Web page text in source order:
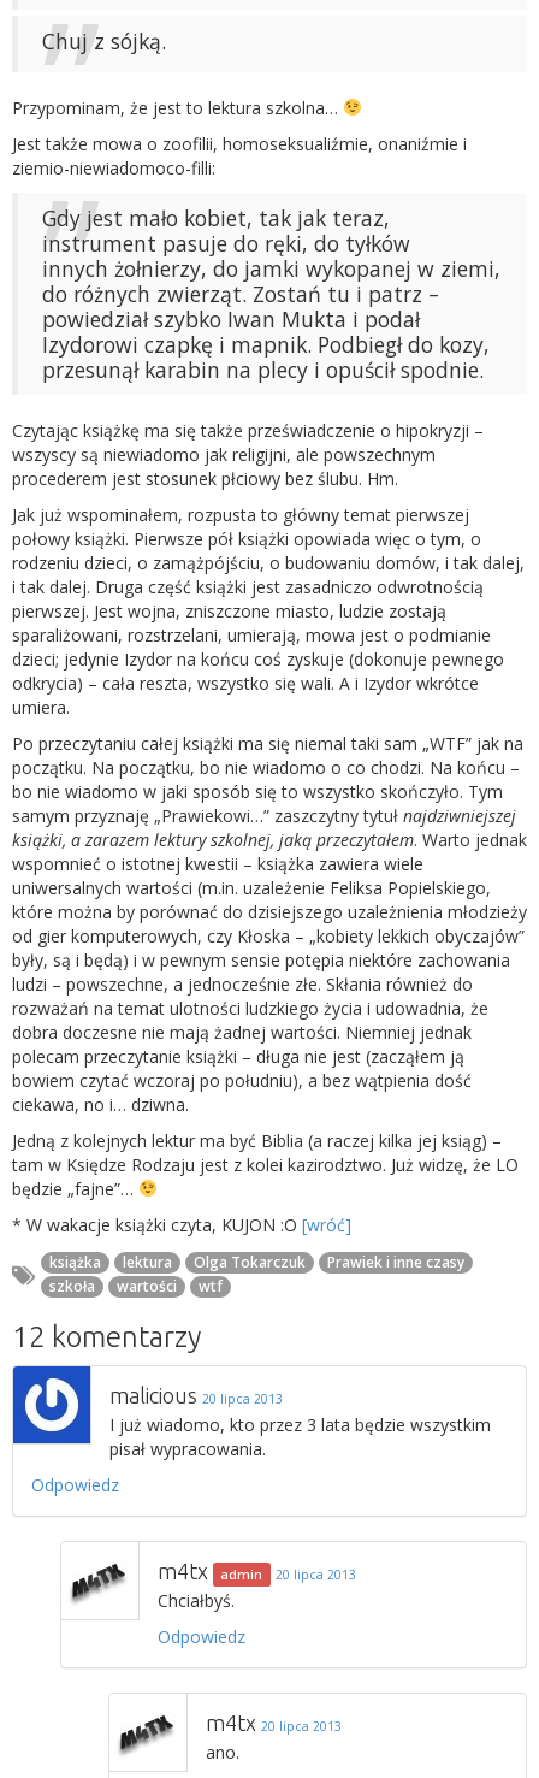
Chuj z sójką.
Przypominam, że jest to lektura szkolna…
Jest także mowa o zoofilii, homoseksualiźmie, onaniźmie i
ziemio-niewiadomoco-filli:
Gdy jest mało kobiet, tak jak teraz,
instrument pasuje do ręki, do tyłków
innych żołnierzy, do jamki wykopanej w ziemi,
do różnych zwierząt. Zostań tu i patrz –
powiedział szybko Iwan Mukta i podał
Izydorowi czapkę i mapnik. Podbiegł do kozy,
przesunął karabin na plecy i opuścił spodnie.
Czytając książkę ma się także przeświadczenie o hipokryzji –
wszyscy są niewiadomo jak religijni, ale powszechnym
procederem jest stosunek płciowy bez ślubu. Hm.
Jak już wspominałem, rozpusta to główny temat pierwszej
połowy książki. Pierwsze pół książki opowiada więc o tym, o
rodzeniu dzieci, o zamążpójściu, o budowaniu domów, i tak dalej,
i tak dalej. Druga część książki jest zasadniczo odwrotnością
pierwszej. Jest wojna, zniszczone miasto, ludzie zostają
sparaliżowani, rozstrzelani, umierają, mowa jest o podmianie
dzieci; jedynie Izydor na końcu coś zyskuje (dokonuje pewnego
odkrycia) – cała reszta, wszystko się wali. A i Izydor wkrótce
umiera.
Po przeczytaniu całej książki ma się niemal taki sam „WTF” jak na
początku. Na początku, bo nie wiadomo o co chodzi. Na końcu –
bo nie wiadomo w jaki sposób się to wszystko skończyło. Tym
samym przyznaję „Prawiekowi…” zaszczytny tytuł najdziwniejszej
książki, a zarazem lektury szkolnej, jaką przeczytałem. Warto jednak
wspomnieć o istotnej kwestii – książka zawiera wiele
uniwersalnych wartości (m.in. uzależenie Feliksa Popielskiego,
które można by porównać do dzisiejszego uzależnienia młodzieży
od gier komputerowych, czy Kłoska – „kobiety lekkich obyczajów”
były, są i będą) i w pewnym sensie potępia niektóre zachowania
ludzi – powszechne, a jednocześnie złe. Skłania również do
rozważań na temat ulotności ludzkiego życia i udowadnia, że
dobra doczesne nie mają żadnej wartości. Niemniej jednak
polecam przeczytanie książki – długa nie jest (zacząłem ją
bowiem czytać wczoraj po południu), a bez wątpienia dość
ciekawa, no i… dziwna.
Jedną z kolejnych lektur ma być Biblia (a raczej kilka jej ksiąg) –
tam w Księdze Rodzaju jest z kolei kazirodztwo. Już widzę, że LO
będzie „fajne”…
* W wakacje książki czyta, KUJON :O [wróć]
książka lektura Olga Tokarczuk
Prawiek i inne czasy
szkoła
wartości wtf
12 komentarzy
malicious 20 lipca 2013
I już wiadomo, kto przez 3 lata będzie wszystkim
pisał wypracowania.
Odpowiedz
m4tx admin 20 lipca 2013
Chciałbyś.
Odpowiedz
m4tx 20 lipca 2013
ano.